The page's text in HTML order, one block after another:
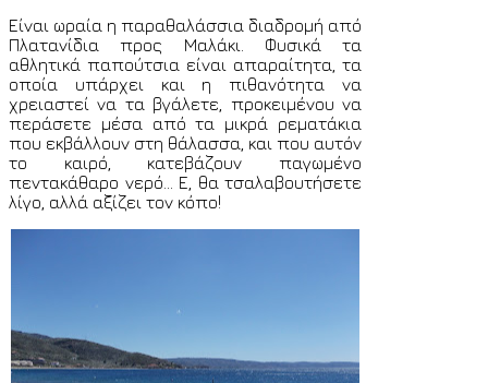
Είναι ωραία η παραθαλάσσια διαδρομή από
Πλατανίδια προς Μαλάκι. Φυσικά τα
αθλητικά παπούτσια είναι απαραίτητα, τα
οποία υπάρχει και η πιθανότητα να
χρειαστεί να τα βγάλετε, προκειμένου να
περάσετε μέσα από τα μικρά ρεματάκια
που εκβάλλουν στη θάλασσα, και που αυτόν
το καιρό, κατεβάζουν παγωμένο
πεντακάθαρο νερό... Ε, θα τσαλαβουτήσετε
λίγο, αλλά αξίζει τον κόπο!